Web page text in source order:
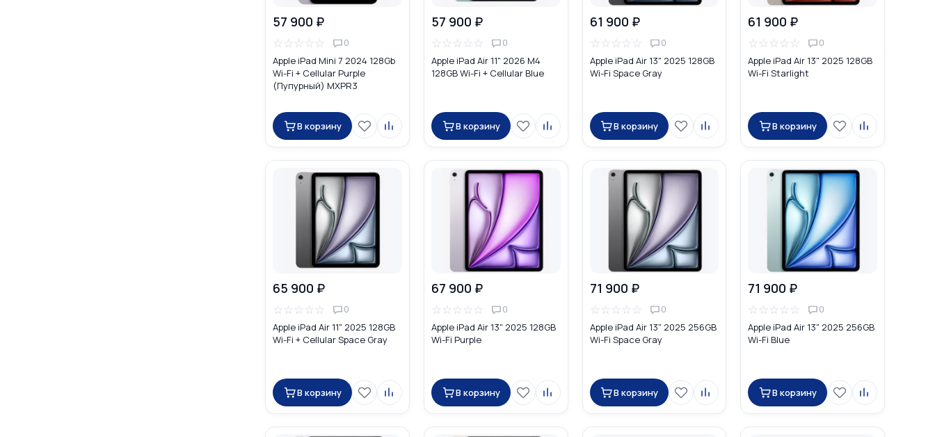
57 900 ₽
☆☆☆☆☆ 0
Apple iPad Mini 7 2024 128Gb
Wi-Fi + Cellular Purple
(Пупурный) MXPR3
В корзину
57 900 ₽
☆☆☆☆☆ 0
Apple iPad Air 11" 2026 M4
128GB Wi-Fi + Cellular Blue
В корзину
61 900 ₽
☆☆☆☆☆ 0
Apple iPad Air 13" 2025 128GB
Wi-Fi Space Gray
В корзину
61 900 ₽
☆☆☆☆☆ 0
Apple iPad Air 13" 2025 128GB
Wi-Fi Starlight
В корзину
65 900 ₽
☆☆☆☆☆ 0
Apple iPad Air 11" 2025 128GB
Wi-Fi + Cellular Space Gray
В корзину
67 900 ₽
☆☆☆☆☆ 0
Apple iPad Air 13" 2025 128GB
Wi-Fi Purple
В корзину
71 900 ₽
☆☆☆☆☆ 0
Apple iPad Air 13" 2025 256GB
Wi-Fi Space Gray
В корзину
71 900 ₽
☆☆☆☆☆ 0
Apple iPad Air 13" 2025 256GB
Wi-Fi Blue
В корзину